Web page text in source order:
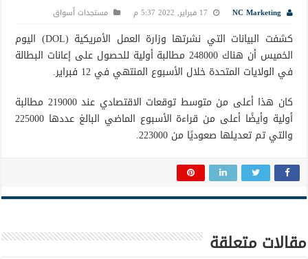
NC Marketing 17 فبراير, 2022 5:37 م مستجدات أسواق
كشفت البيانات التي نشرتها وزارة العمل الأمريكية (DOL) اليوم
الخميس أن هناك 248000 مطالبة أولية للحصول على إعانات البطالة
في الولايات المتحدة خلال الأسبوع المنتهي في 12 فبراير.
كان هذا أعلى من متوسط ​​توقعات الاقتصادي عند 219000 مطالبة
أولية وأيضًا أعلى من قراءة الأسبوع الماضي البالغ عددها 225000
والتي تم تعديلها صعوديًا من 223000.
مقالات متعلقة